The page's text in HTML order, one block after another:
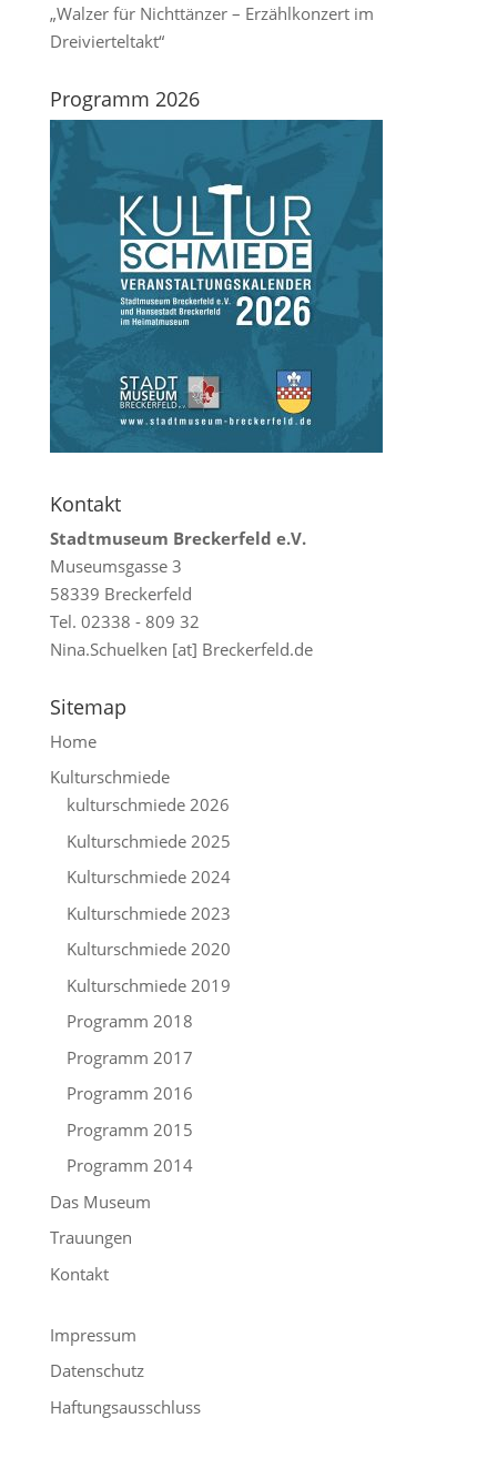
„Walzer für Nichttänzer – Erzählkonzert im
Dreivierteltakt“
Programm 2026
Kontakt
Stadtmuseum Breckerfeld e.V.
Museumsgasse 3
58339 Breckerfeld
Tel. 02338 - 809 32
Nina.Schuelken [at] Breckerfeld.de
Sitemap
Home
Kulturschmiede
kulturschmiede 2026
Kulturschmiede 2025
Kulturschmiede 2024
Kulturschmiede 2023
Kulturschmiede 2020
Kulturschmiede 2019
Programm 2018
Programm 2017
Programm 2016
Programm 2015
Programm 2014
Das Museum
Trauungen
Kontakt
Impressum
Datenschutz
Haftungsausschluss